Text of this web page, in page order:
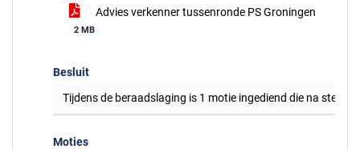
Advies verkenner tussenronde PS Groningen
2 MB
Besluit
Tijdens de beraadslaging is 1 motie ingediend die na
Moties